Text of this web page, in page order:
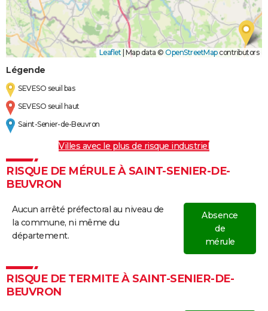
Leaflet Map data © OpenStreetMapcontributors
Légende
SEVESO seuil bas
SEVESO seuil haut
Saint-Senier-de-Beuvron
Villes avec le plus de risque industriel
RISQUE DE MÉRULE À SAINT-SENIER-DE-
BEUVRON
Aucun arrêté préfectoral au niveau de
la commune, ni même du
département.
Absence
de
mérule
RISQUE DE TERMITE À SAINT-SENIER-DE-
BEUVRON